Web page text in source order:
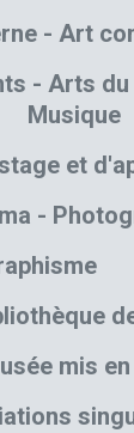
- Art
- Arts
Musique
et
-
mis